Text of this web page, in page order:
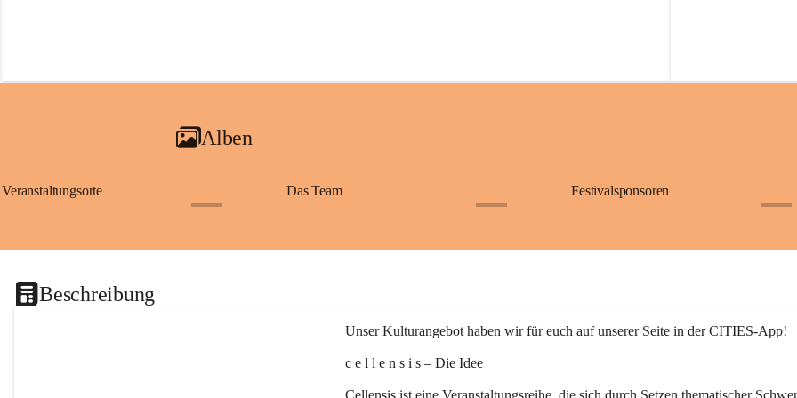
Alben
Veranstaltungsorte Das Team Festivalsponsoren
Beschreibung
Unser Kulturangebot haben wir für euch auf unserer Seite in der CITIES-App!
c e l l e n s i s – Die Idee
Cellensis ist eine Veranstaltungsreihe, die sich durch Setzen thematischer